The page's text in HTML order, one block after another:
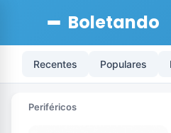
Boletando
Recentes Populares
Periféricos